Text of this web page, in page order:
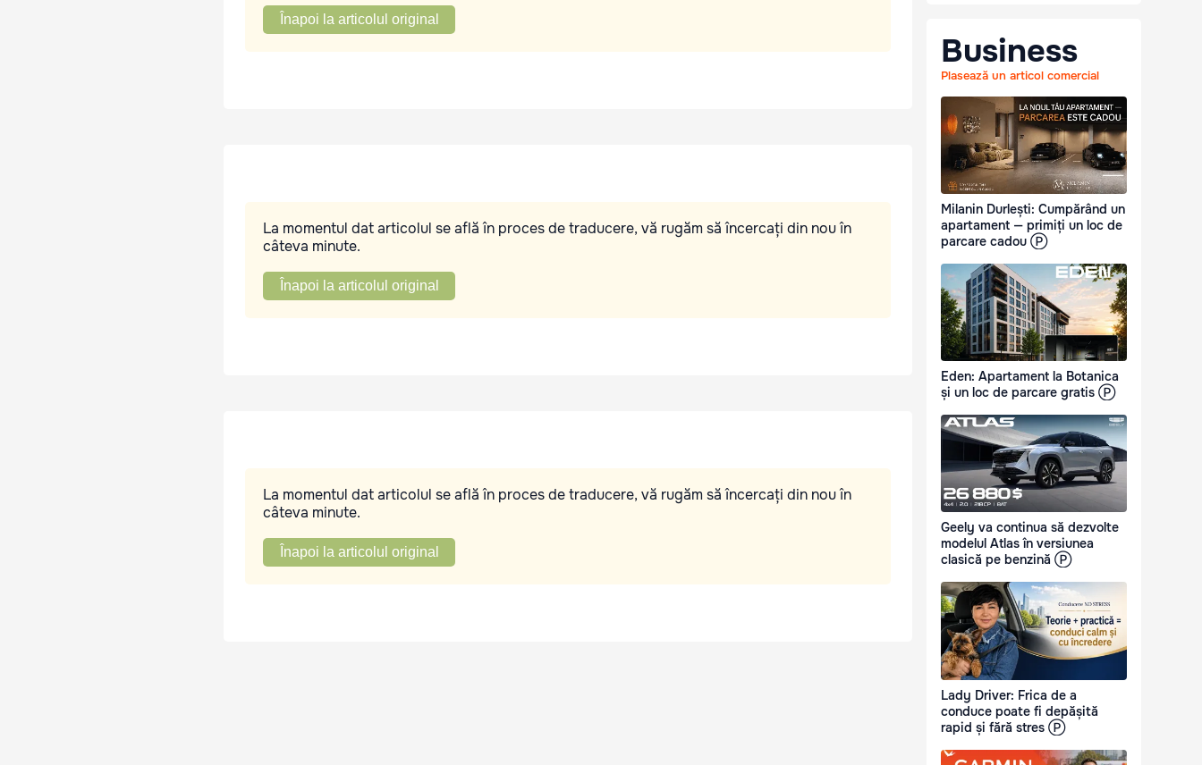
Înapoi la articolul original
La momentul dat articolul se află în proces de traducere, vă rugăm să încercați din nou în
câteva minute.
Înapoi la articolul original
La momentul dat articolul se află în proces de traducere, vă rugăm să încercați din nou în
câteva minute.
Înapoi la articolul original
Business
Plasează un articol comercial
Milanin Durlești: Cumpărând un
apartament — primiți un loc de
parcare cadou Ⓟ
Eden: Apartament la Botanica
și un loc de parcare gratis Ⓟ
Geely va continua să dezvolte
modelul Atlas în versiunea
clasică pe benzină Ⓟ
Lady Driver: Frica de a
conduce poate fi depășită
rapid și fără stres Ⓟ